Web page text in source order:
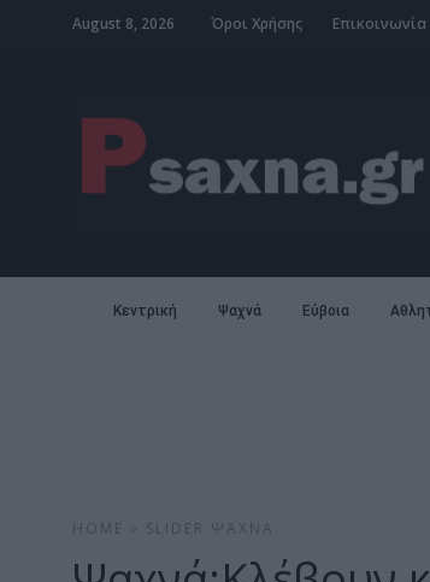
August 8, 2026 Όροι Χρήσης Επικοινωνία
Κεντρική Ψαχνά Εύβοια
HOME SLIDER ΨΑΧΝΆ